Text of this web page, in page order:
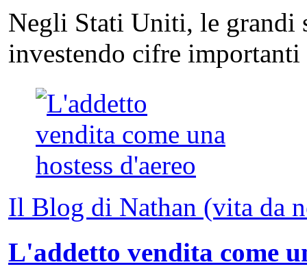
Negli Stati Uniti, le grandi
investendo cifre
Il Blog di Nathan (vita da
L'addetto vendita come